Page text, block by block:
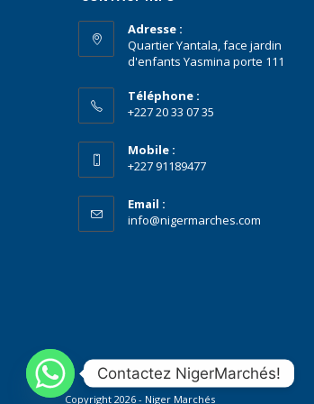
Adresse :
Quartier Yantala, face jardin
d'enfants Yasmina porte 111
Téléphone :
+227 20 33 07 35
Mobile :
+227 91189477
Email :
info@nigermarches.com
Copyright 2026 - Niger Marchés
Contactez NigerMarchés!